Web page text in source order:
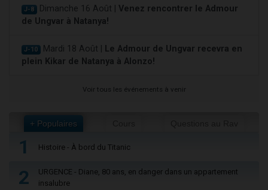
J-8 Dimanche 16 Août | Venez rencontrer le Admour
de Ungvar à Natanya!
J-10 Mardi 18 Août |
Le Admour de Ungvar recevra en
plein Kikar de Natanya à Alonzo!
Voir tous les événements à venir
+ Populaires
1 Histoire - À bord du Titanic
2
URGENCE - Diane, 80 ans, en danger dans un appartement
insalubre